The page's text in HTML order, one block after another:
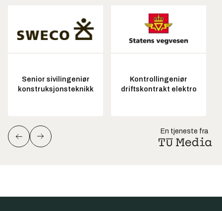
Senior sivilingeniør
konstruksjonsteknikk
Kontrollingeniør
driftskontrakt elektro
En tjeneste fra